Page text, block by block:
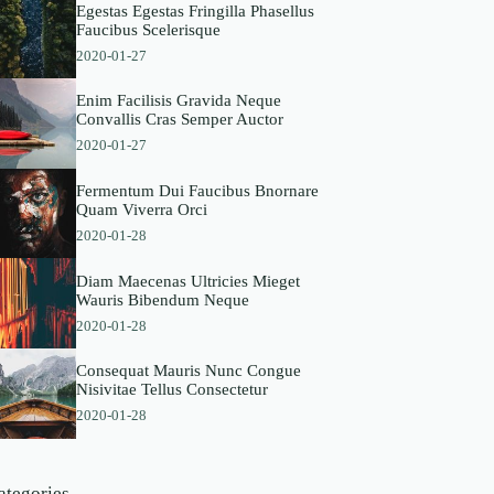
Egestas Egestas Fringilla Phasellus
Faucibus Scelerisque
2020-01-27
Enim Facilisis Gravida Neque
Convallis Cras Semper Auctor
2020-01-27
Fermentum Dui Faucibus Bnornare
Quam Viverra Orci
2020-01-28
Diam Maecenas Ultricies Mieget
Wauris Bibendum Neque
2020-01-28
Consequat Mauris Nunc Congue
Nisivitae Tellus Consectetur
2020-01-28